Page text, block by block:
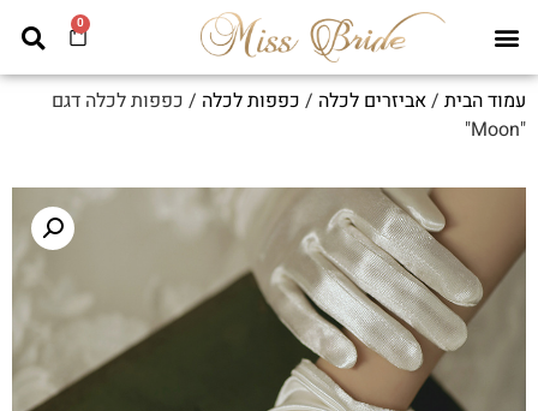
0
עמוד הבית /אביזרים לכלה / כפפות לכלה / כפפות לכלה דגם
"Moon"